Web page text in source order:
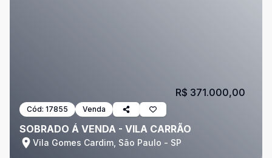
Cód: 17855 Venda
SOBRADO Á VENDA - VILA CARRÃO
Vila Gomes Cardim, São Paulo - SP
R$ 371.000,00